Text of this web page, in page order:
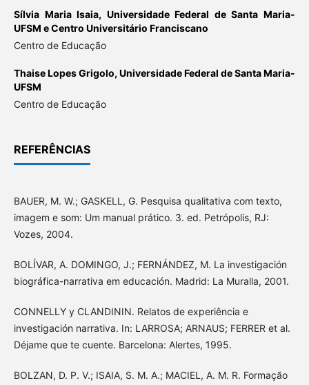
Sílvia Maria Isaia, Universidade Federal de Santa Maria-
UFSM e Centro Universitário Franciscano
Centro de Educação
Thaise Lopes Grigolo, Universidade Federal de Santa Maria-
UFSM
Centro de Educação
REFERÊNCIAS
BAUER, M. W.; GASKELL, G. Pesquisa qualitativa com texto,
imagem e som: Um manual prático. 3. ed. Petrópolis, RJ:
Vozes, 2004.
BOLÍVAR, A. DOMINGO, J.; FERNÁNDEZ, M. La investigación
biográfica-narrativa em educación. Madrid: La Muralla, 2001.
CONNELLY y CLANDININ. Relatos de experiência e
investigación narrativa. In: LARROSA; ARNAUS; FERRER et al.
Déjame que te cuente. Barcelona: Alertes, 1995.
BOLZAN, D. P. V.; ISAIA, S. M. A.; MACIEL, A. M. R. Formação